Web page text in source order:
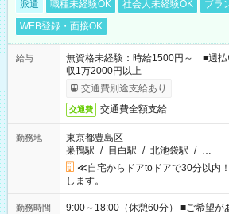
派遣 職種未経験OK 社会人未経験OK
ブラ
WEB登録・面接OK
給与
無資格未経験：時給1500円～ ■週
収1万2000円以上
交通費別途支給あり
交通費 交通費全額支給
勤務地
東京都豊島区
巣鴨駅 / 目白駅 / 北池袋駅 / …
≪自宅からドアtoドアで30分以内
します。
勤務時間
9:00～18:00（休憩60分） ■ご希望があれば下記シフトもOK！